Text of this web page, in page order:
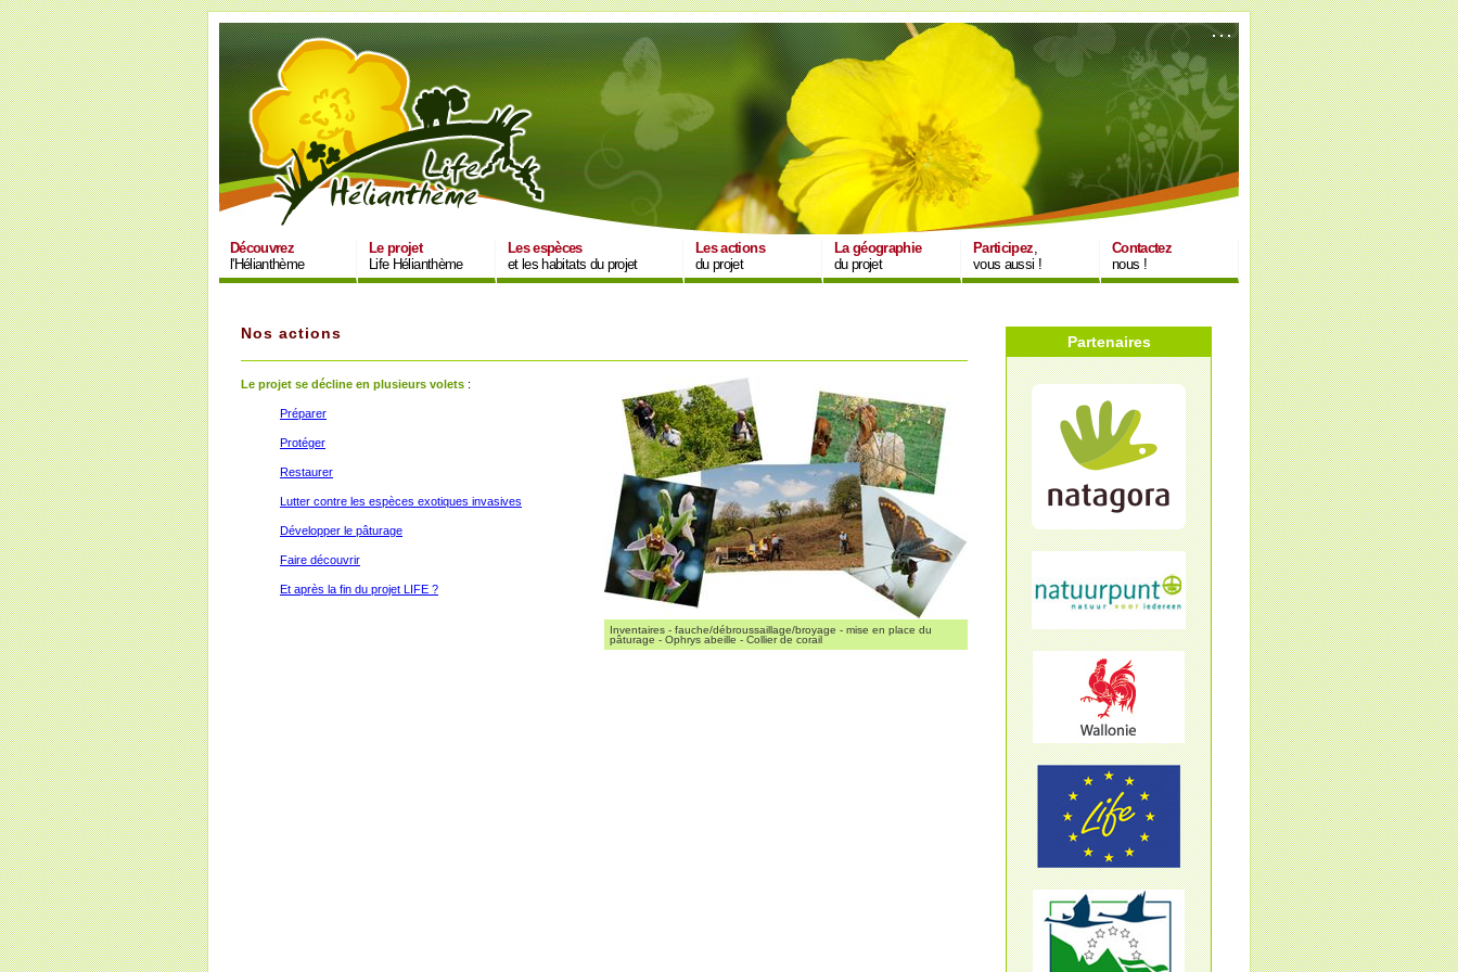
Découvrez
l'Hélianthème
Le projet
Life Hélianthème
Les espèces
et les habitats du projet
Les actions
du projet
La géographie
du projet
Participez,
vous aussi !
Contactez
nous !
Nos actions
Inventaires - fauche/débroussaillage/broyage - mise en place du
pâturage - Ophrys abeille - Collier de corail
Le projet se décline en plusieurs volets :
Préparer
Protéger
Restaurer
Lutter contre les espèces exotiques invasives
Développer le pâturage
Faire découvrir
Et après la fin du projet LIFE ?
Partenaires